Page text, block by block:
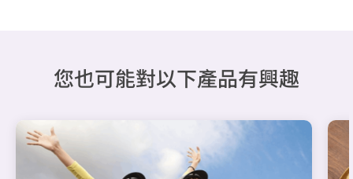
您也可能對以下產品有興趣